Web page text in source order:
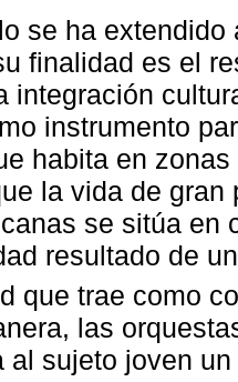
se ha
finalidad es el
integración
instrumento
habita en
la vida de
se sitúa en
resultado de
que trae como
las
al sujeto joven